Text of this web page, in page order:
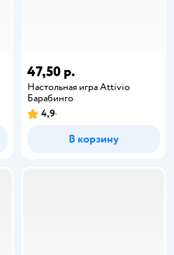
47,50 р.
Настольная игра Attivio
Барабинго
4,9
В корзину